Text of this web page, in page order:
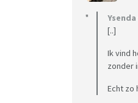
[..]
Ik vind
zonder
Echt zo